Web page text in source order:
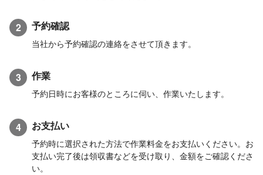
2 予約確認
当社から予約確認の連絡をさせて頂きます。
3 作業
予約日時にお客様のところに伺い、作業いたします。
4 お支払い
予約時に選択された方法で作業料金をお支払いください。お
支払い完了後は領収書などを受け取り、金額をご確認くださ
い。